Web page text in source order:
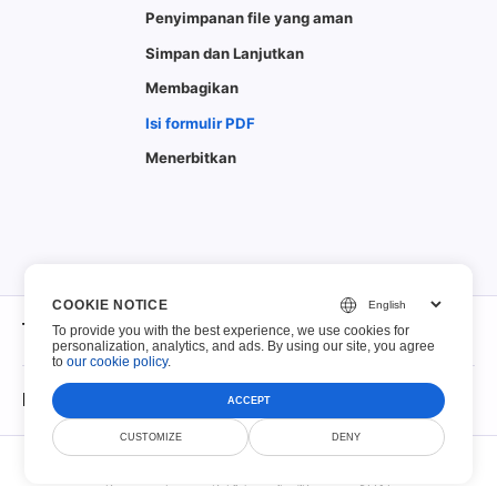
Penyimpanan file yang aman
Simpan dan Lanjutkan
Membagikan
Isi formulir PDF
Menerbitkan
Tentang
Tentang
Kontak
PDF yang dapat diisi
PDF yang dapat diisi
© Scoutize Pty Ltd 2026. Semua Hak Dilindungi Undang-Undang.
COOKIE NOTICE
To provide you with the best experience, we use cookies for
personalization, analytics, and ads. By using our site, you agree
toour cookie policy.
ACCEPT
CUSTOMIZE DENY